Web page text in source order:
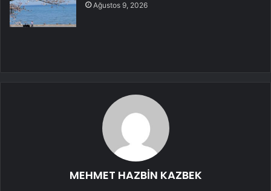
Ağustos 9, 2026
MEHMET HAZBİN KAZBEK